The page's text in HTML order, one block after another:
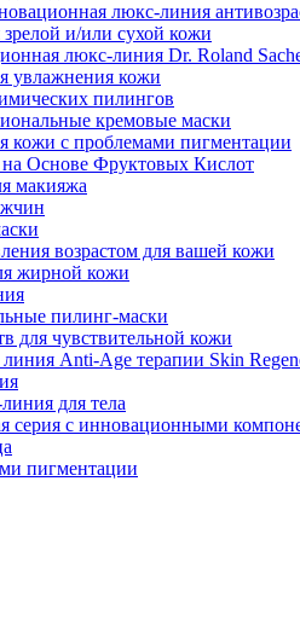
люкс-линия
и/или сухой кожи
люкс-линия Dr. Roland
увлажнения кожи
пилингов
кремовые маски
кожи с проблемами пигментации
Основе Фруктовых Кислот
макияжа
возрастом для вашей кожи
жирной кожи
пилинг-маски
для чувствительной кожи
Anti-Age терапии Skin
для тела
серия с инновационными
пигментации